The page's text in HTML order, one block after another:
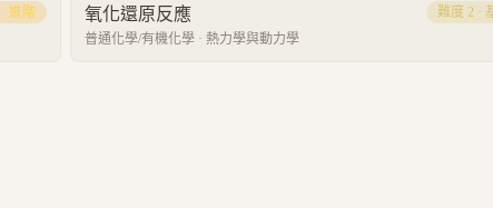
· 進階 氧化還原反應
普通化學/有機化學 · 熱力學與動力學
難度 2 ·